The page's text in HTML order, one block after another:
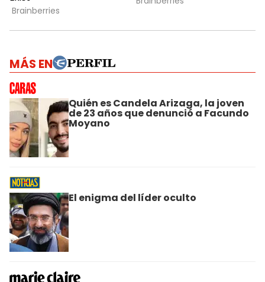
MÁS EN
Quién es Candela Arizaga, la joven
de 23 años que denunció a Facundo
Moyano
El enigma del líder oculto